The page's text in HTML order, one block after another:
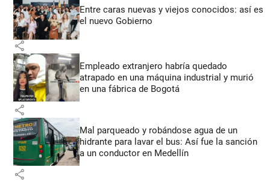
Entre caras nuevas y viejos conocidos: así es
el nuevo Gobierno
share
Empleado extranjero habría quedado
atrapado en una máquina industrial y murió
en una fábrica de Bogotá
share
Mal parqueado y robándose agua de un
hidrante para lavar el bus: Así fue la sanción
a un conductor en Medellín
share